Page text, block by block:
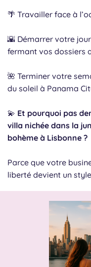
🌴 Travailler face à
🌇 Démarrer votre
fermant vos dossiers
🌺 Terminer votre
du soleil à Panama
💫 Et pourquoi pas
villa nichée dans la
bohème à Lisbonne ?
Parce que votre
liberté devient un